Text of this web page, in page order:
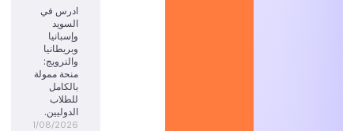
ادرس في
السويد
وإسبانيا
وبريطانيا
والنرويج:
منحة ممولة
بالكامل
للطلاب
الدوليين.
01/08/2026